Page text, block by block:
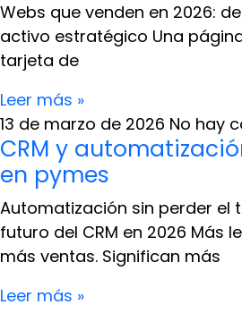
Webs que venden en 2026:
activo estratégico Una
tarjeta de
Leer más »
13 de marzo de 2026 No hay
CRM y
en pymes
Automatización sin perder el
futuro del CRM en 2026 Más
más ventas. Significan más
Leer más »